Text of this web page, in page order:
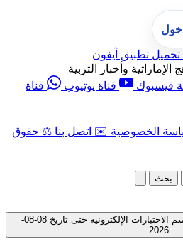
تحميل تطبيق آيفون
وأخبار التربية
فيسبوك قناة يوتيوب
قناة
الخصوصية ✉️ اتصل بنا ⚖️ حقوق
بحث
جميع الملفات المتوفرة في قسم الاختبارات الإلكترونية حتى تاريخ 08-08-
2026